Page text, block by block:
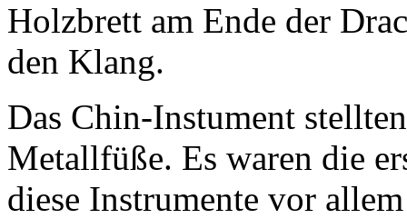
Holzbrett am Ende der
den Klang.
Das Chin-Instument
Metallfüße. Es waren die
diese Instrumente vor